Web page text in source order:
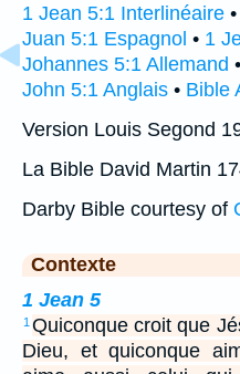
1 Jean 5:1 Interlinéaire •
Juan 5:1 Espagnol • 1
Johannes 5:1 Allemand •
John 5:1 Anglais • Bible
Version Louis Segond
La Bible David Martin
Darby Bible courtesy of
Contexte
1 Jean 5
1 Quiconque croit que
Dieu, et quiconque